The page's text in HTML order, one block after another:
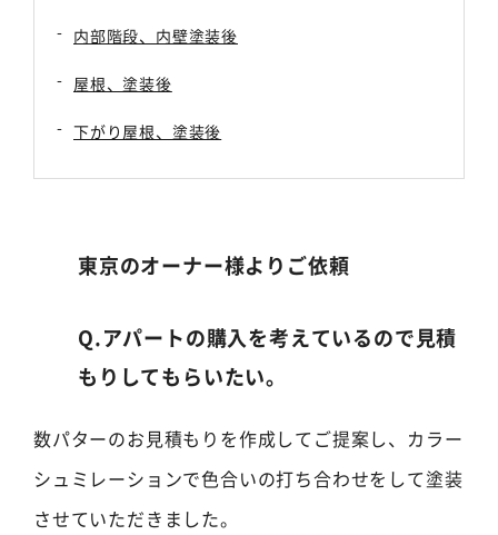
内部階段、内壁塗装後
屋根、塗装後
下がり屋根、塗装後
東京のオーナー様よりご依頼
Q.アパートの購入を考えているので見積
もりしてもらいたい。
数パターのお見積もりを作成してご提案し、カラー
シュミレーションで色合いの打ち合わせをして塗装
させていただきました。